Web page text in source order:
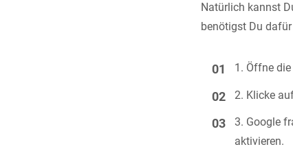
Natürlich kannst
benötigst Du
Öffne
Klicke
Google
aktivieren.